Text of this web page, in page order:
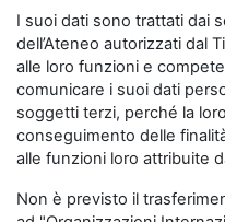
I suoi dati sono trattati dai
dell’Ateneo autorizzati dal
alle loro funzioni e
comunicare i suoi dati
soggetti terzi, perché la
conseguimento delle
alle funzioni loro attribuite
Non è previsto il